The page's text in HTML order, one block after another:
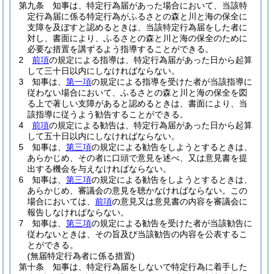
第九条
知事は、特定行為届があった場合において、当該特
定行為届に係る特定行為がふるさとの森と川と海の保全に
支障を及ぼすと認めるときは、当該特定行為届をした者に
対し、書面により、ふるさとの森と川と海の保全のために
必要な措置を講ずるよう指導することができる。
2
前項の規定による指導は、特定行為届があった日から起算
して三十日以内にしなければならない。
3
知事は、 第一項の規定による指導を受けた者が当該指導に
従わない場合において、ふるさとの森と川と海の保全を図
る上で著しい支障があると認めるときは、書面により、当
該指導に従うよう勧告することができる。
4
前項の規定による勧告は、特定行為届があった日から起算
して五十日以内にしなければならない。
5
知事は、 第三項の規定による勧告をしようとするときは、
あらかじめ、その者に口頭で意見を述べ、又は意見書を提
出する機会を与えなければならない。
6
知事は、 第三項の規定による勧告をしようとするときは、
あらかじめ、審議会の意見を聴かなければならない。
この
場合においては、 前項の意見又は意見書の内容を審議会に
報告しなければならない。
7
知事は、 第三項の規定による勧告を受けた者が当該勧告に
従わないときは、その旨及び当該勧告の内容を公表するこ
とができる。
(無届特定行為者に係る措置)
第十条
知事は、特定行為届をしないで特定行為に着手した